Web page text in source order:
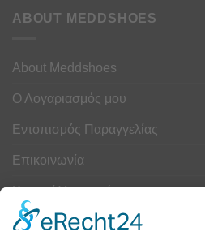
ABOUT MEDDSHOES
About Meddshoes
Ο Λογαριασμός μου
Εντοπισμός Παραγγελίας
Επικοινωνία
Κουμπί Υπαναχώρησης